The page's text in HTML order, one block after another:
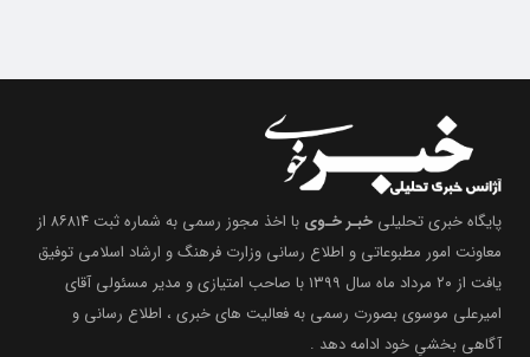
پایگاه خبری تحلیلی خبـر خـوی
با اخذ مجوز رسمی به شماره ثبت ۸۶۸۱۴ از
معاونت امور مطبوعاتی و اطلاع رسانی وزارت فرهنگ و ارشاد اسلامی توفیق
یافت از ۲۰ مرداد ماه سال ۱۳۹۹ با صاحب امتیازی و مدیر مسئولی آقای
امیرعلی موسوی بصورت رسمی به فعالیت های خبری ، اطلاع رسانی و
آگاهی بخشیِ خود ادامه دهد .